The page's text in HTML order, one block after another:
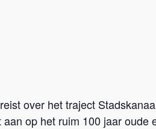
over het traject
op het ruim 100 jaar oude